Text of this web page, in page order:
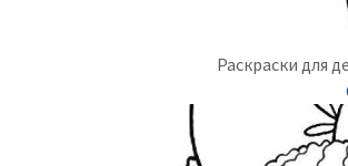
Раскраски для